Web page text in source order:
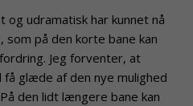
og udramatisk har kunnet nå
på den korte bane kan
Jeg forventer, at
glæde af den nye mulighed
den lidt længere bane kan